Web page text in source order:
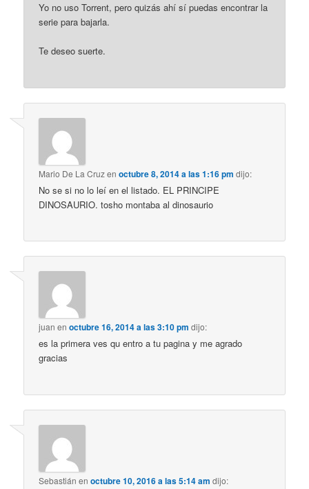
Yo no uso Torrent, pero quizás ahí sí puedas encontrar la
serie para bajarla.
Te deseo suerte.
Mario De La Cruzenoctubre 8, 2014 a las 1:16 pm dijo:
No se si no lo leí en el listado. EL PRINCIPE
DINOSAURIO. tosho montaba al dinosaurio
juan enoctubre 16, 2014 a las 3:10 pm dijo:
es la primera ves qu entro a tu pagina y me agrado
gracias
Sebastián enoctubre 10, 2016 a las 5:14 am dijo: